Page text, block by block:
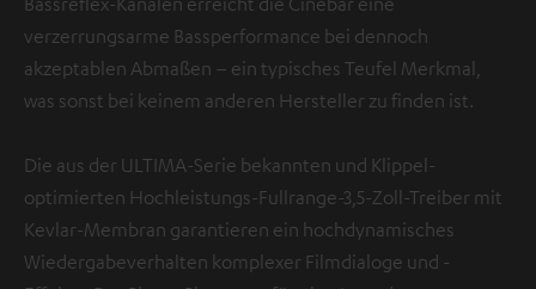
verzerrungsarme Bassperformance bei dennoch
akzeptablen Abmaßen – ein typisches Teufel Merkmal,
was sonst bei keinem anderen Hersteller zu finden ist.
Die aus der ULTIMA-Serie bekannten und Klippel-
optimierten Hochleistungs-Fullrange-3,5-Zoll-Treiber mit
Kevlar-Membran garantieren ein hochdynamisches
Wiedergabeverhalten komplexer Filmdialoge und -